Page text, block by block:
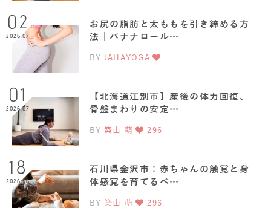
02
2026.07
お尻の脂肪と太ももを引き締める方
法｜バナナロール…
BY JAHAYOGA
01
2026.07
【北海道江別市】産後の体力回復、
骨盤まわりの安定…
BY 築山 萌 296
18
2026.06
石川県金沢市：赤ちゃんの触覚と身
体感覚を育てるベ…
BY 築山 萌 296